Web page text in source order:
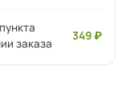
заказа
349 ₽